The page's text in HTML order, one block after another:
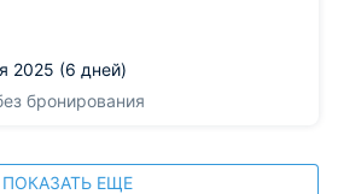
Море очень близко, так что мы
хостеле в основном молодежь.
2025 (6 дней)
бронирования
ПОКАЗАТЬ ЕЩЕ